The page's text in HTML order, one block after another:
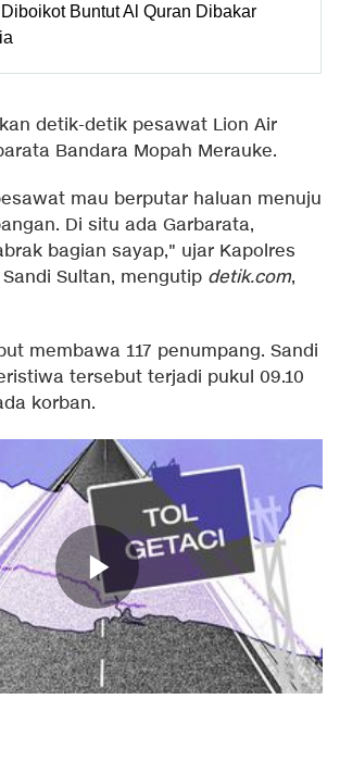
Diboikot Buntut Al Quran Dibakar
detik-detik pesawat Lion Air
Bandara Mopah Merauke.
mau berputar haluan menuju
Di situ ada Garbarata,
bagian sayap," ujar Kapolres
Sultan, mengutip detik.com,
membawa 117 penumpang. Sandi
tersebut terjadi pukul 09.10
korban.